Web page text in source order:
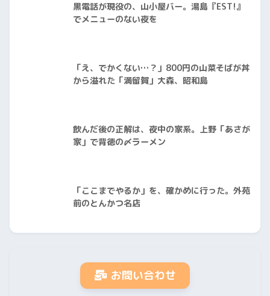
黒電話が現役の、山小屋バー。湯島『EST!』
でメニューのない夜を
「え、でかくない…？」800円の山菜そばが丼
から溢れた「満留賀」大森、昭和島
飲んだ後の正解は、夜中の家系。上野「あさが
家」で背徳の〆ラーメン
「ここまでやるか」を、確かめに行った。外苑
前のとんかつ名店
お問い合わせ